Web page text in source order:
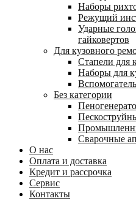
Наборы
Режущий
Ударные
гайковертов
Для кузовного
Стапели для
Наборы для
Без категории
Сварочные
О нас
Оплата и доставка
Кредит и рассрочка
Сервис
Контакты